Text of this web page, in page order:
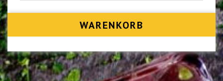
WARENKORB